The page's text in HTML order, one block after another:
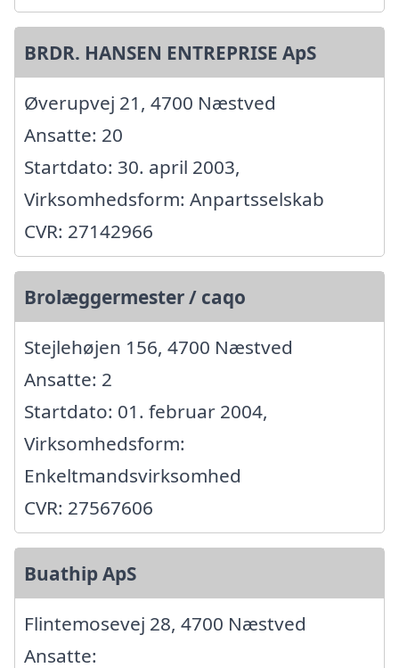
BRDR. HANSEN ENTREPRISE ApS
Øverupvej 21, 4700 Næstved
Ansatte: 20
Startdato: 30. april 2003,
Virksomhedsform: Anpartsselskab
CVR: 27142966
Brolæggermester / caqo
Stejlehøjen 156, 4700 Næstved
Ansatte: 2
Startdato: 01. februar 2004,
Virksomhedsform:
Enkeltmandsvirksomhed
CVR: 27567606
Buathip ApS
Flintemosevej 28, 4700 Næstved
Ansatte: